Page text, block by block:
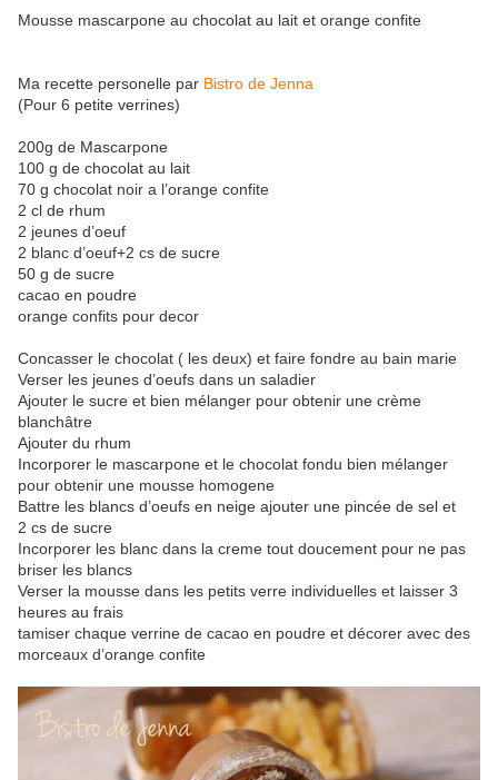
Mousse mascarpone au chocolat au lait et orange confite
Ma recette personelle par Bistro de Jenna
(Pour 6 petite verrines)
200g de Mascarpone
100 g de chocolat au lait
70 g chocolat noir a l’orange confite
2 cl de rhum
2 jeunes d’oeuf
2 blanc d’oeuf+2 cs de sucre
50 g de sucre
cacao en poudre
orange confits pour decor
Concasser le chocolat ( les deux) et faire fondre au bain marie
Verser les jeunes d’oeufs dans un saladier
Ajouter le sucre et bien mélanger pour obtenir une crème
blanchâtre
Ajouter du rhum
Incorporer le mascarpone et le chocolat fondu bien mélanger
pour obtenir une mousse homogene
Battre les blancs d’oeufs en neige ajouter une pincée de sel et
2 cs de sucre
Incorporer les blanc dans la creme tout doucement pour ne pas
briser les blancs
Verser la mousse dans les petits verre individuelles et laisser 3
heures au frais
tamiser chaque verrine de cacao en poudre et décorer avec des
morceaux d’orange confite